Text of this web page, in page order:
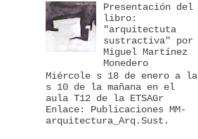
Presentación del
libro:
"arquitectuta
sustractiva" por
Miguel Martínez
Monedero
Miércole s 18 de enero a la
s 10 de la mañana en el
aula T12 de la ETSAGr
Enlace: Publicaciones MM-
arquitectura_Arq.Sust.